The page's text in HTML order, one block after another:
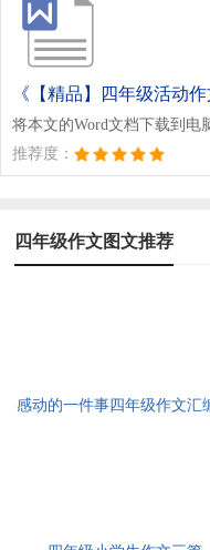
《【精品】四年级活动作
将本文的Word文档下载到电
推荐度：
四年级作文图文推荐
感动的一件事四年级作文汇